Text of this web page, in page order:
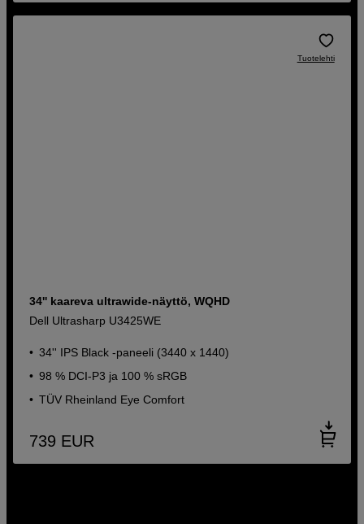
Tuotelehti
34'' kaareva ultrawide-näyttö, WQHD
Dell Ultrasharp U3425WE
34'' IPS Black -paneeli (3440 x 1440)
98 % DCI-P3 ja 100 % sRGB
TÜV Rheinland Eye Comfort
739 EUR